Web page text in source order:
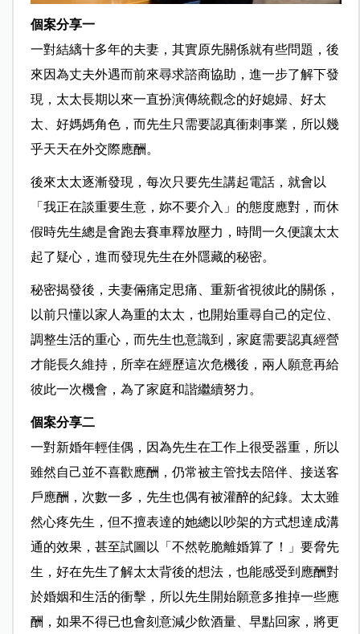
個案分享一
一對結縭十多年的夫妻，其實原先關係就有些問題，後
來因為丈夫外遇而前來尋求諮商協助，進一步了解下發
現，太太長期以來一直扮演傳統觀念的好媳婦、好太
太、好媽媽角色，而先生只需要認真衝刺事業，所以幾
乎天天在外交際應酬。
後來太太逐漸發現，每次只要先生講起電話，就會以
「我正在談重要生意，妳不要介入」的態度應對，而休
假時先生總是會跑去賽車釋放壓力，時間一久便讓太太
起了疑心，進而發現先生在外隱藏的秘密。
秘密揭發後，夫妻倆痛定思痛、重新省視彼此的關係，
以前只懂以家人為重的太太，也開始重尋自己的定位、
調整生活的重心，而先生也意識到，家庭需要認真經營
才能長久維持，所幸在經歷這次危機後，兩人願意再給
彼此一次機會，為了家庭和諧繼續努力。
個案分享二
一對新婚年輕佳偶，因為先生在工作上很受器重，所以
雖然自己並不喜歡應酬，仍常被主管找去陪伴、接送客
戶應酬，次數一多，先生也偶有被灌醉的紀錄。太太雖
然心疼先生，但不擅表達的她總以吵架的方式想達成溝
通的效果，甚至試圖以「不然乾脆離婚算了！」要脅先
生，好在先生了解太太背後的想法，也能感受到應酬對
於婚姻和生活的衝擊，所以先生開始願意多推掉一些應
酬，如果不得已也會刻意減少飲酒量、早點回家，將更